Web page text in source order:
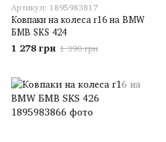
Артикул: 1895983817
Ковпаки на колеса r16 на BMW
БМВ SKS 424
1 278 грн 1 390 грн